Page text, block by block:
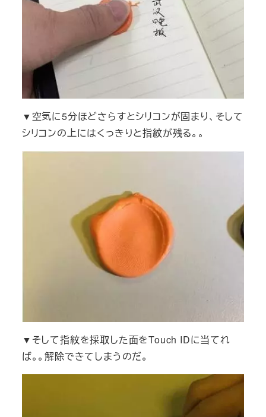
▼空気に5分ほどさらすとシリコンが固まり、そして
シリコンの上にはくっきりと指紋が残る。。
▼そして指紋を採取した面をTouch IDに当てれ
ば。。解除できてしまうのだ。